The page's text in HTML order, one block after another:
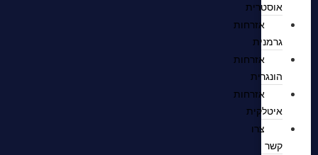
אוסטרית
אזרחות
גרמנית
אזרחות
הונגרית
אזרחות
איטלקית
צרו
קשר